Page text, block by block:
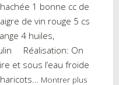
1 bonne cc de
de vin rouge 5 cs
4 huiles,
Réalisation: On
et sous l’eau froide
Montrer plus